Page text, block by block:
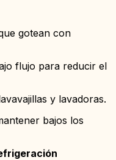
gotean con
flujo para reducir el
y lavadoras.
bajos los